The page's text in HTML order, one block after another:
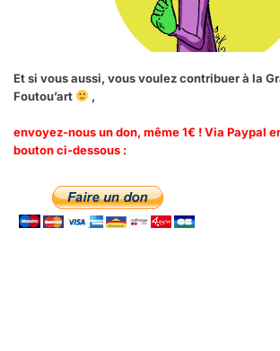
Et si vous aussi, vous voulez contribuer à la
Foutou’art
,
envoyez-nous un don, même 1€ ! Via Paypal
bouton ci-dessous :